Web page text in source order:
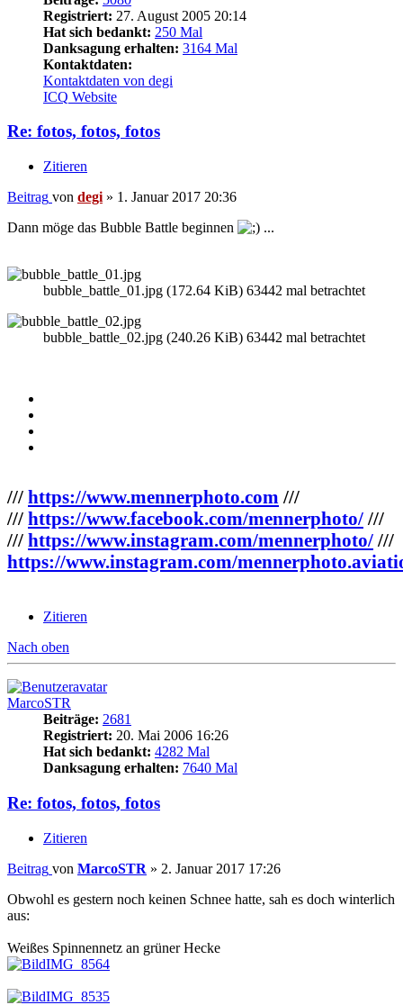
Registriert: 27. August 2005 20:14
Hat sich bedankt: 250 Mal
Danksagung erhalten: 3164 Mal
Kontaktdaten:
Kontaktdaten von degi
ICQ Website
Re: fotos, fotos, fotos
Zitieren
Beitrag von degi » 1. Januar 2017 20:36
Dann möge das Bubble Battle beginnen
...
bubble_battle_01.jpg (172.64 KiB) 63442 mal betrachtet
bubble_battle_02.jpg (240.26 KiB) 63442 mal betrachtet
/// https://www.mennerphoto.com ///
/// https://www.facebook.com/mennerphoto/ ///
/// https://www.instagram.com/mennerphoto/ ///
https://www.instagram.com/
Zitieren
Nach oben
MarcoSTR
Beiträge: 2681
Registriert: 20. Mai 2006 16:26
Hat sich bedankt: 4282 Mal
Danksagung erhalten: 7640 Mal
Re: fotos, fotos, fotos
Zitieren
Beitrag von MarcoSTR » 2. Januar 2017 17:26
Obwohl es gestern noch keinen Schnee hatte, sah es doch winterlich
aus:
Weißes Spinnennetz an grüner Hecke
IMG_8564
IMG_8535